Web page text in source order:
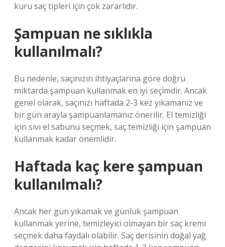
kuru saç tipleri için çok zararlıdır.
Şampuan ne sıklıkla
kullanılmalı?
Bu nedenle, saçınızın ihtiyaçlarına göre doğru
miktarda şampuan kullanmak en iyi seçimdir. Ancak
genel olarak, saçınızı haftada 2-3 kez yıkamanız ve
bir gün arayla şampuanlamanız önerilir. El temizliği
için sıvı el sabunu seçmek, saç temizliği için şampuan
kullanmak kadar önemlidir.
Haftada kaç kere şampuan
kullanılmalı?
Ancak her gün yıkamak ve günlük şampuan
kullanmak yerine, temizleyici olmayan bir saç kremi
seçmek daha faydalı olabilir. Saç derisinin doğal yağ